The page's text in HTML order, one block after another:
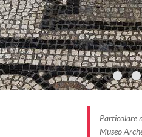
Particolare
Museo